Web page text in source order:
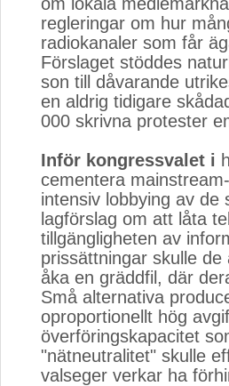
regleringar om hur
radiokanaler som får
Förslaget stöddes
son till dåvarande
en aldrig tidigare
000 skrivna protester
Inför kongressvalet i
cementera
intensiv lobbying av
lagförslag om att låta
tillgängligheten av
prissättningar skulle
åka en gräddfil, där
Små alternativa
oproportionellt hög
överföringskapacitet
"nätneutralitet" skulle
valseger verkar ha